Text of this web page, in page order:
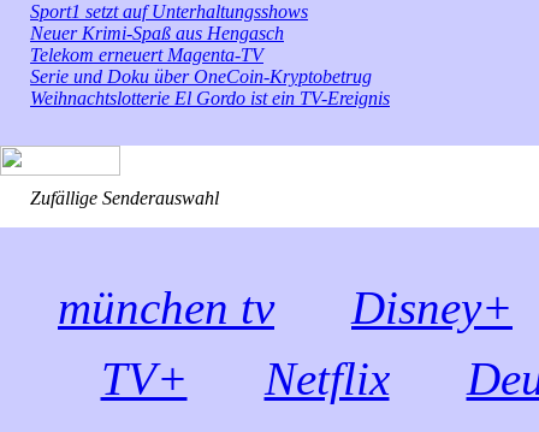
Sport1 setzt auf Unterhaltungsshows
Neuer Krimi-Spaß aus Hengasch
Telekom erneuert Magenta-TV
Serie und Doku über OneCoin-Kryptobetrug
Weihnachtslotterie El Gordo ist ein TV-Ereignis
Zufällige Senderauswahl
münchen tv
Disney+
TV+
Netflix